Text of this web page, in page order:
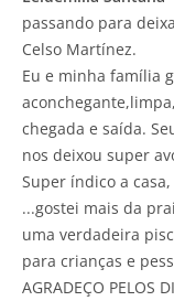
passando para
Celso Martínez.
Eu e minha família
chegada e saída.
nos deixou super
Super índico a
...gostei mais da
uma verdadeira
para crianças e
AGRADEÇO PELOS